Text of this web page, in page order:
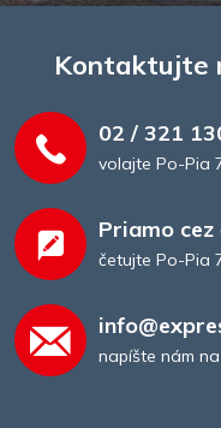
Kontaktujte
02 / 321
volajte Po-Pia
Priamo cez
četujte Po-Pia
napíšte nám